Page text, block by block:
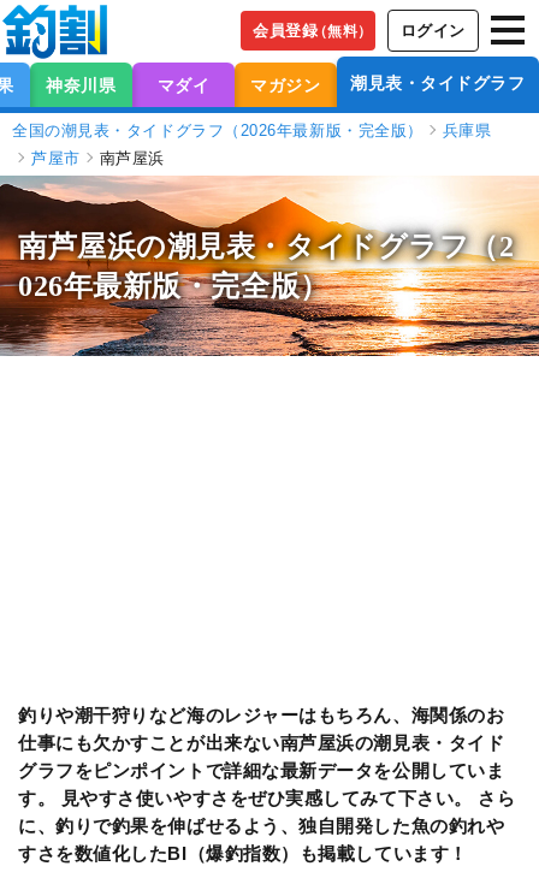
会員登録（無料） ログイン
神奈川県 マダイ マガジン 潮見表・タイドグラフ
全国の潮見表・タイドグラフ（2026年最新版・完全版）
兵庫県
芦屋市
南芦屋浜
南芦屋浜の潮見表・タイドグラフ（2
026年最新版・完全版）
釣りや潮干狩りなど海のレジャーはもちろん、海関係のお
仕事にも欠かすことが出来ない南芦屋浜の潮見表・タイド
グラフをピンポイントで詳細な最新データを公開していま
す。 見やすさ使いやすさをぜひ実感してみて下さい。 さら
に、釣りで釣果を伸ばせるよう、独自開発した魚の釣れや
すさを数値化したBI（爆釣指数）も掲載しています！